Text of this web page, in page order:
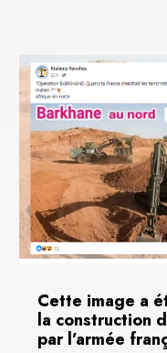
Cette image a
la construction
par l’armée